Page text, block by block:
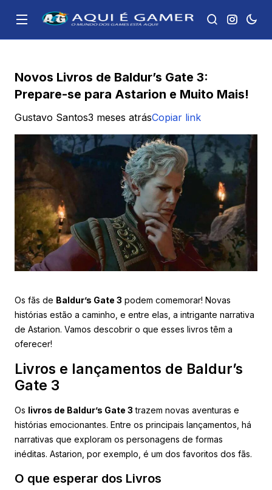
Novos Livros de Baldur’s Gate 3:
Prepare-se para Astarion e Muito Mais!
Gustavo Santos3 meses atrásCopiar link
Os fãs de Baldur’s Gate 3 podem comemorar! Novas
histórias estão a caminho, e entre elas, a intrigante narrativa
de Astarion. Vamos descobrir o que esses livros têm a
oferecer!
Livros e lançamentos de Baldur’s
Gate 3
Os livros de Baldur’s Gate 3 trazem novas aventuras e
histórias emocionantes. Entre os principais lançamentos, há
narrativas que exploram os personagens de formas
inéditas. Astarion, por exemplo, é um dos favoritos dos fãs.
O que esperar dos Livros